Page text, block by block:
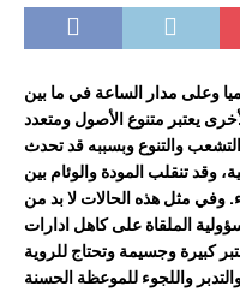
وعلى مدار الساعة في ما بين
يعتبر متنوعالأصول ومتعدد
والتنوعوبسببهقد تحدث
وقد تنقلب المودة والوئام بين
وفي مثل هذه الحالات لا بد من
الملقاة علىكاهل ادارات
كبيرة وجسيمة وتحتاج للروية
لتدبر واللجوء لل